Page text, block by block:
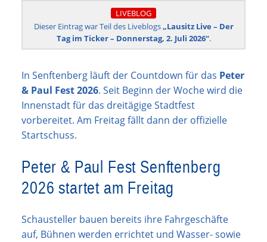
LIVEBLOG
Dieser Eintrag war Teil des Liveblogs„Lausitz Live – Der
Tag im Ticker – Donnerstag, 2. Juli 2026“.
In Senftenberg läuft der Countdown für das Peter
& Paul Fest 2026. Seit Beginn der Woche wird die
Innenstadt für das dreitägige Stadtfest
vorbereitet. Am Freitag fällt dann der offizielle
Startschuss.
Peter & Paul Fest Senftenberg
2026 startet am Freitag
Schausteller bauen bereits ihre Fahrgeschäfte
auf, Bühnen werden errichtet und Wasser- sowie